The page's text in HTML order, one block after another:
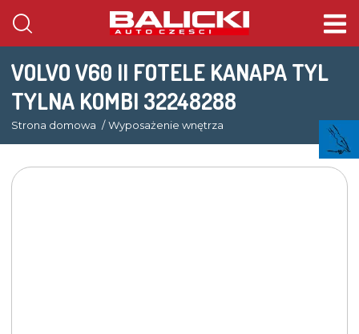
VOLVO V60 II FOTELE KANAPA TYL
TYLNA KOMBI 32248288
Strona domowa Wyposażenie wnętrza